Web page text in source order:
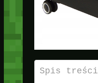
Spis treści